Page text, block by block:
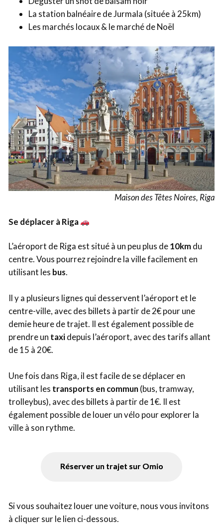
La station balnéaire de Jurmala (située à 25km)
Les marchés locaux & le marché de Noël
Maison des Têtes Noires, Riga
Se déplacer à Riga
L’aéroport de Riga est situé à un peu plus de10kmdu
centre. Vous pourrez rejoindre la ville facilement en
utilisant les bus.
Il y a plusieurs lignes qui desservent l’aéroport et le
centre-ville, avec des billets à partir de 2€ pour une
demie heure de trajet. Il est également possible de
prendre un taxidepuis l’aéroport, avec des tarifs allant
de 15 à 20€.
Une fois dans Riga, il est facile de se déplacer en
utilisant les transports en commun(bus, tramway,
trolleybus), avec des billets à partir de 1€. Il est
également possible de louer un vélo pour explorer la
ville à son rythme.
Réserver un trajet sur Omio
Si vous souhaitez louer une voiture, nous vous invitons
à cliquer sur le lien ci-dessous.